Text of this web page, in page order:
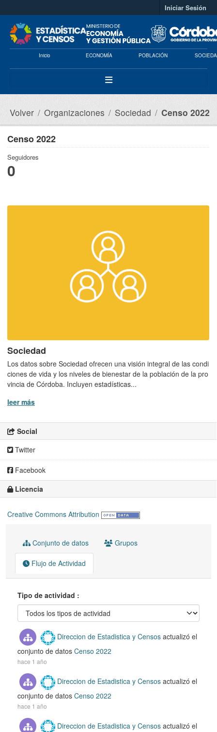
Iniciar Sesión
Inicio ECONOMÍA POBLACIÓN
Volver Organizaciones Sociedad Censo 2022
Censo 2022
Seguidores
0
Sociedad
Los datos sobre Sociedad ofrecen una visión integral de las condi
ciones de vida y los niveles de bienestar de la población de la pro
vincia de Córdoba. Incluyen estadísticas...
leer más
Social
Twitter
Facebook
Licencia
Creative Commons Attribution
Conjunto de datos Grupos
Flujo de Actividad
Tipo de actividad
Direccion de Estadistica y Censos actualizó el
conjunto de datos Censo 2022
hace 1 año
Direccion de Estadistica y Censos actualizó el
conjunto de datos Censo 2022
hace 1 año
Direccion de Estadistica y Censos actualizó el